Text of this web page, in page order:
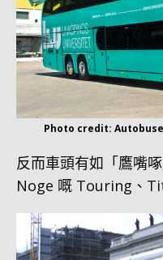
Photo credit:
反而車頭有如「鷹嘴
Noge 嘅 Touring、